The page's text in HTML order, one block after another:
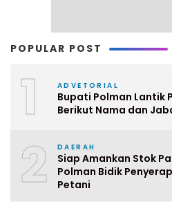
POPULAR POST
1 ADVETORIAL
Bupati Polman Lantik
Berikut Nama dan
2 DAERAH
Siap Amankan Stok
Polman Bidik
Petani